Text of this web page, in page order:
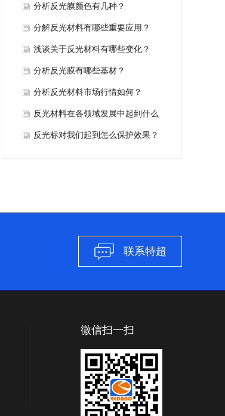
向吧！
分析反光膜颜色有几种？
分解反光材料有哪些重要应用？
浅谈关于反光材料有哪些变化？
分析反光膜有哪些基材？
分析反光材料市场行情如何？
反光材料在各领域发展中起到什么
应用？
反光标对我们起到怎么保护效果？
联系特超
微信扫一扫